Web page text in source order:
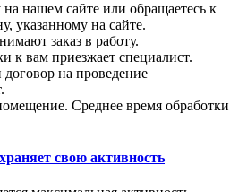
на нашем сайте или обращаетесь к
указанному на сайте.
заказ в работу.
к вам приезжает специалист.
на проведение
Среднее время обработки
свою активность